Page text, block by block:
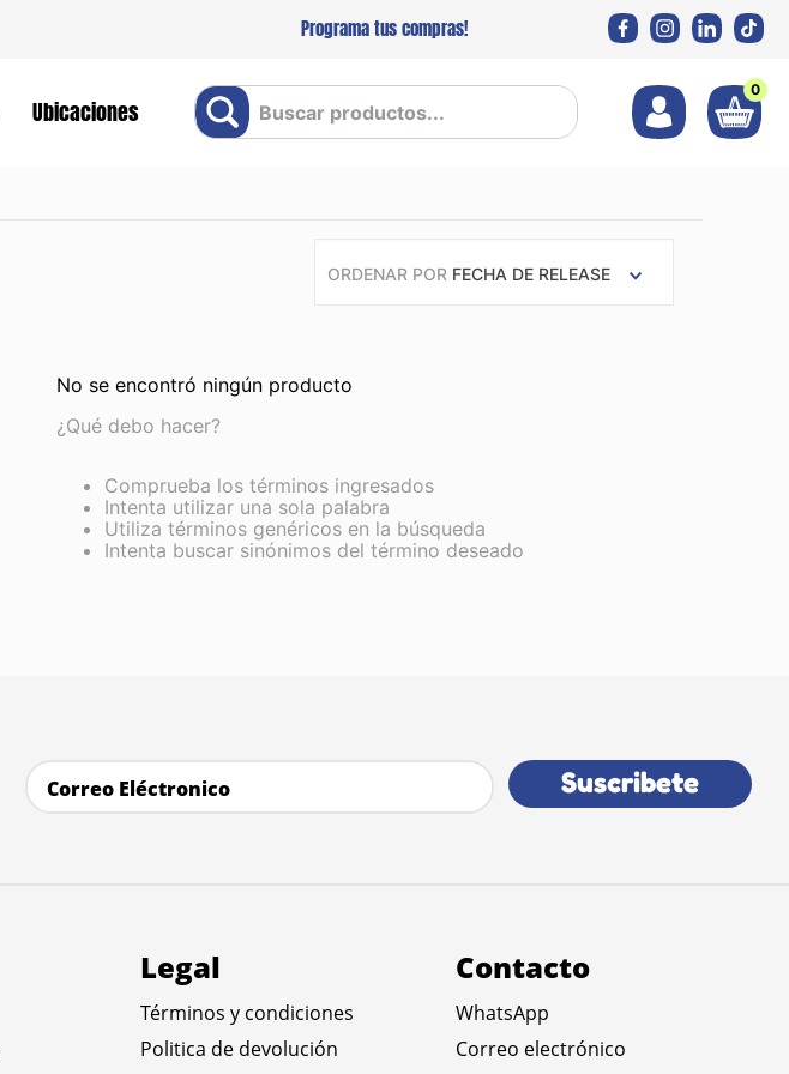
Programa tus compras!
Ubicaciones
Buscar productos... 0
ORDENAR POR FECHA DE RELEASE
No se encontró ningún producto
¿Qué debo hacer?
Comprueba los términos ingresados
Intenta utilizar una sola palabra
Utiliza términos genéricos en la búsqueda
Intenta buscar sinónimos del término deseado
Suscribete
Legal
Términos y condiciones
Politica de devolución
Contacto
WhatsApp
Correo electrónico